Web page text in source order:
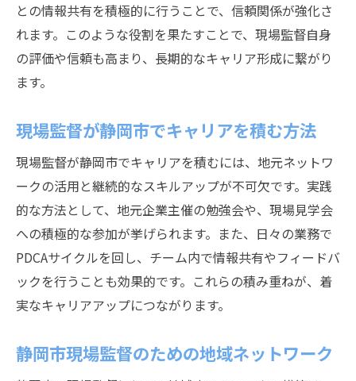
との情報共有を積極的に行うことで、信頼関係が強化さ
れます。このような役割を果たすことで、現場監督自身
の評価や信頼も高まり、長期的なキャリア形成に繋がり
ます。
現場監督が静岡市でキャリアを積む方法
現場監督が静岡市でキャリアを積むには、地元ネットワ
ークの活用と継続的なスキルアップが不可欠です。実践
的な方法として、地元企業主催の勉強会や、現場見学会
への積極的な参加が挙げられます。また、日々の業務で
PDCAサイクルを回し、チーム内で情報共有やフィードバ
ックを行うことも効果的です。これらの積み重ねが、着
実なキャリアアップにつながります。
静岡市現場監督のための地域ネットワーク